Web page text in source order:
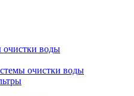
воды
очистки воды